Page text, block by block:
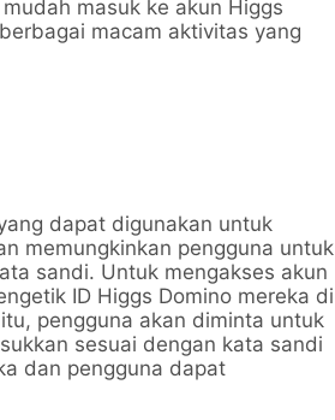
masuk ke akun Higgs
macam aktivitas yang
dapat digunakan untuk
memungkinkan pengguna untuk
sandi. Untuk mengakses akun
ID Higgs Domino mereka di
pengguna akan diminta untuk
sesuai dengan kata sandi
dan pengguna dapat